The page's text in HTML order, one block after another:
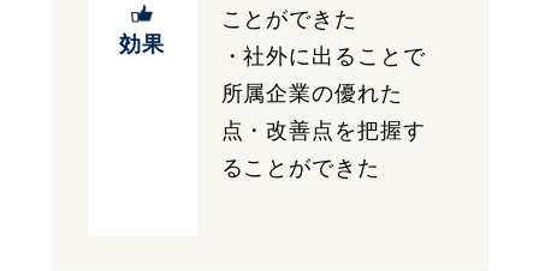
効果
ことができた
・社外に出ることで
所属企業の優れた
点・改善点を把握す
ることができた